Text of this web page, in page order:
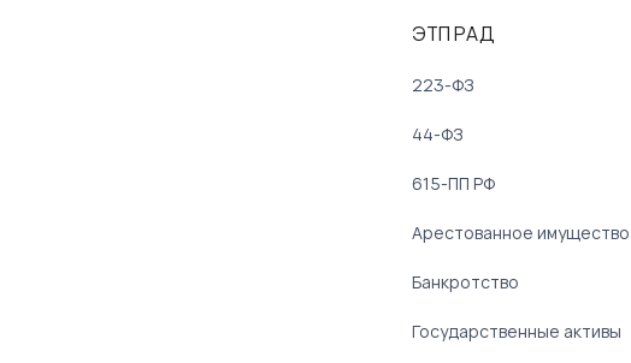
ЭТП РАД
223-ФЗ
44-ФЗ
615-ПП РФ
Арестованное имущество
Банкротство
Государственные активы